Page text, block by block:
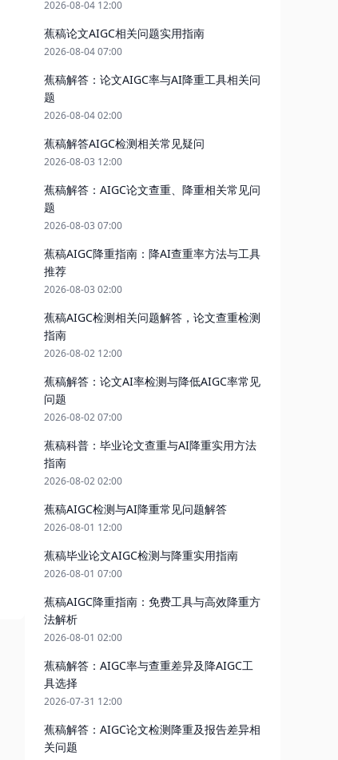
2026-08-04 12:00
蕉稿论文AIGC相关问题实用指南
2026-08-04 07:00
蕉稿解答：论文AIGC率与AI降重工具相关问
题
2026-08-04 02:00
蕉稿解答AIGC检测相关常见疑问
2026-08-03 12:00
蕉稿解答：AIGC论文查重、降重相关常见问
题
2026-08-03 07:00
蕉稿AIGC降重指南：降AI查重率方法与工具
推荐
2026-08-03 02:00
蕉稿AIGC检测相关问题解答，论文查重检测
指南
2026-08-02 12:00
蕉稿解答：论文AI率检测与降低AIGC率常见
问题
2026-08-02 07:00
蕉稿科普：毕业论文查重与AI降重实用方法
指南
2026-08-02 02:00
蕉稿AIGC检测与AI降重常见问题解答
2026-08-01 12:00
蕉稿毕业论文AIGC检测与降重实用指南
2026-08-01 07:00
蕉稿AIGC降重指南：免费工具与高效降重方
法解析
2026-08-01 02:00
蕉稿解答：AIGC率与查重差异及降AIGC工
具选择
2026-07-31 12:00
蕉稿解答：AIGC论文检测降重及报告差异相
关问题